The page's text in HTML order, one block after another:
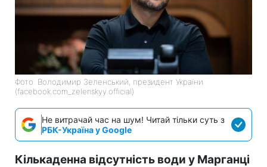
Фото: Володимир Зеленський, президент України
(facebook.com_zelenskyy.official)
Не витрачай час на шум! Читай тільки суть з
РБК-Україна у Google
Кількаденна відсутність води у Марганці